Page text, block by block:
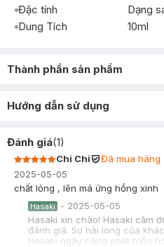
Đặc tính
Dạng
Dung Tích
10ml
Thành phần sản phẩm
Hướng dẫn sử dụng
Đánh giá(1)
Chi Chi
Đã mua hàng
2025-05-05
chất lỏng , lên má ửng hồng xinh
Hasaki - 2025-05-05
Hasaki xin chào! Hasaki cảm
đánh giá. Sự hài lòng của
Hasaki ngày càng phát triển